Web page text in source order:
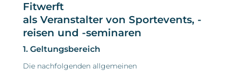
Fitwerft
als Veranstalter von Sportevents, -
reisen und -seminaren
1. Geltungsbereich
Die nachfolgenden allgemeinen